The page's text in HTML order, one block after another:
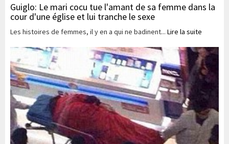
Guiglo: Le mari cocu tue l'amant de sa femme dans la
cour d'une église et lui tranche le sexe
​​​​​​​Les histoires de femmes, il y en a qui ne badinent... Lire la suite